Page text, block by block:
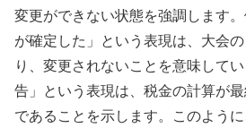
変更ができない状態を強調します
が確定した」という表現は、大会
り、変更されないことを意味して
告」という表現は、税金の計算が
であることを示します。このよう